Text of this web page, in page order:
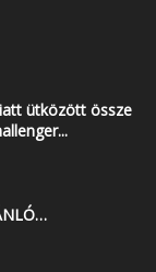
ütközött össze